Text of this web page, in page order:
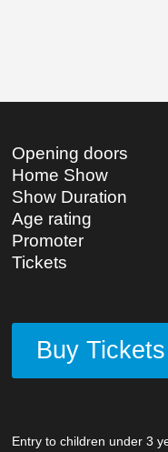
Opening doors
Home Show
Show Duration
Age rating
Promoter
Tickets
Buy Tickets
Entry to children under 3